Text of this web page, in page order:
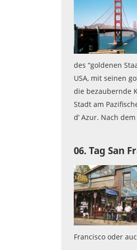
des “goldenen
USA, mit seinen
die bezaubernde
Stadt am
d’ Azur. Nach
06. Tag San
Francisco oder